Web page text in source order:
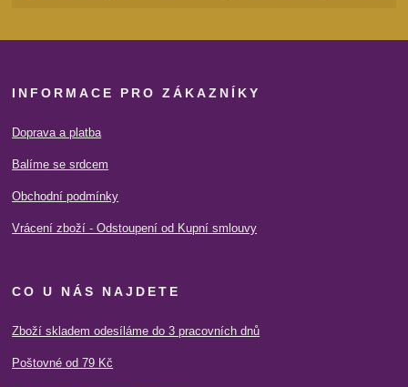
INFORMACE PRO ZÁKAZNÍKY
Doprava a platba
Balíme se srdcem
Obchodní podmínky
Vrácení zboží - Odstoupení od Kupní smlouvy
CO U NÁS NAJDETE
Zboží skladem odesíláme do 3 pracovních dnů
Poštovné od 79 Kč